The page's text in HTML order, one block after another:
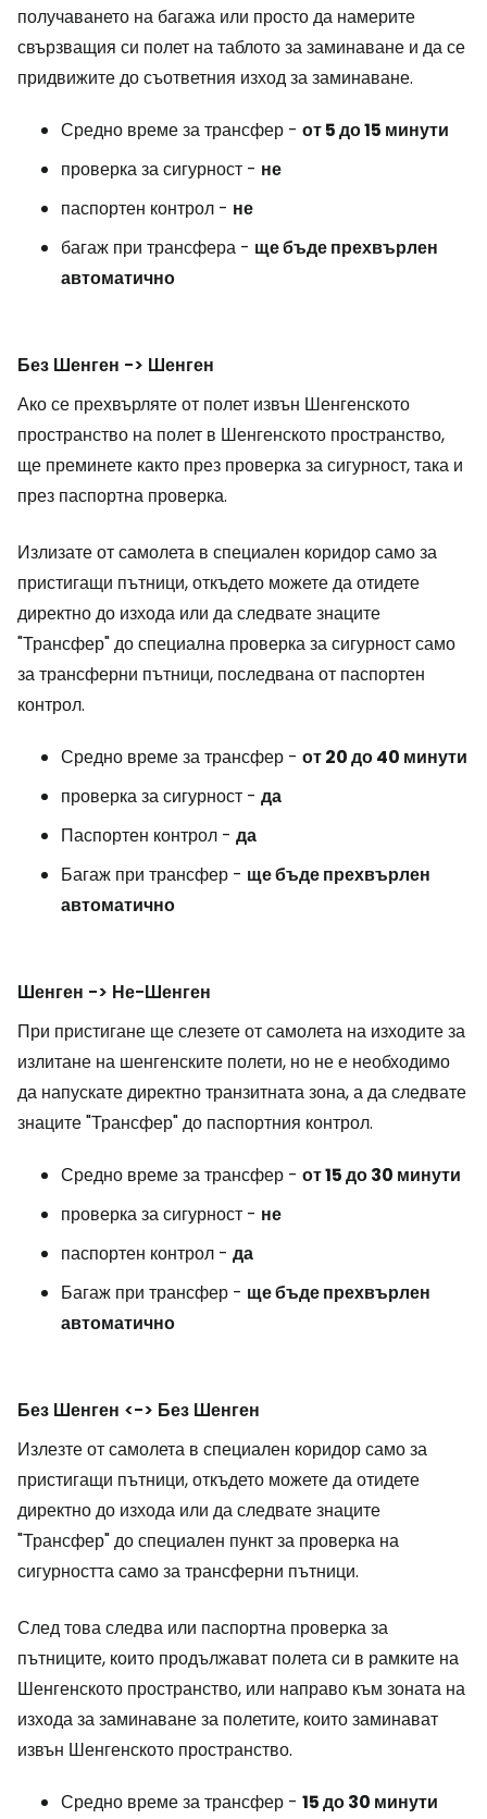
получаването на багажа или просто да намерите
свързващия си полет на таблото за заминаване и да се
придвижите до съответния изход за заминаване.
Средно време за трансфер - от 5 до 15 минути
проверка за сигурност - не
паспортен контрол - не
багаж при трансфера - ще бъде прехвърлен
автоматично
Без Шенген -> Шенген
Ако се прехвърляте от полет извън Шенгенското
пространство на полет в Шенгенското пространство,
ще преминете както през проверка за сигурност, така и
през паспортна проверка.
Излизате от самолета в специален коридор само за
пристигащи пътници, откъдето можете да отидете
директно до изхода или да следвате знаците
"Трансфер" до специална проверка за сигурност само
за трансферни пътници, последвана от паспортен
контрол.
Средно време за трансфер - от 20 до 40 минути
проверка за сигурност - да
Паспортен контрол - да
Багаж при трансфер - ще бъде прехвърлен
автоматично
Шенген -> Не-Шенген
При пристигане ще слезете от самолета на изходите за
излитане на шенгенските полети, но не е необходимо
да напускате директно транзитната зона, а да следвате
знаците "Трансфер" до паспортния контрол.
Средно време за трансфер - от 15 до 30 минути
проверка за сигурност - не
паспортен контрол - да
Багаж при трансфер - ще бъде прехвърлен
автоматично
Без Шенген <-> Без Шенген
Излезте от самолета в специален коридор само за
пристигащи пътници, откъдето можете да отидете
директно до изхода или да следвате знаците
"Трансфер" до специален пункт за проверка на
сигурността само за трансферни пътници.
След това следва или паспортна проверка за
пътниците, които продължават полета си в рамките на
Шенгенското пространство, или направо към зоната на
изхода за заминаване за полетите, които заминават
извън Шенгенското пространство.
Средно време за трансфер - 15 до 30 минути